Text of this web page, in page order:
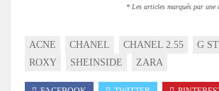
* Les articles marqués par une
ACNE CHANEL CHANEL 2.55 G
ROXY
SHEINSIDE ZARA